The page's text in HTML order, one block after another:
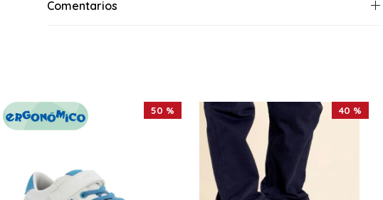
Comentarios
50 % 40 %